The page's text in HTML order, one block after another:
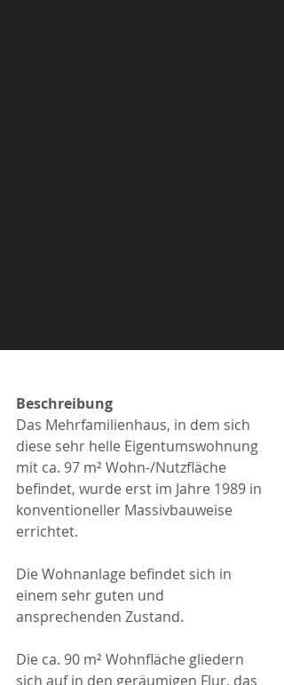
Beschreibung
Das Mehrfamilienhaus, in dem sich
diese sehr helle Eigentumswohnung
mit ca. 97 m² Wohn-/Nutzfläche
befindet, wurde erst im Jahre 1989 in
konventioneller Massivbauweise
errichtet.
Die Wohnanlage befindet sich in
einem sehr guten und
ansprechenden Zustand.
Die ca. 90 m² Wohnfläche gliedern
sich auf in den geräumigen Flur, das